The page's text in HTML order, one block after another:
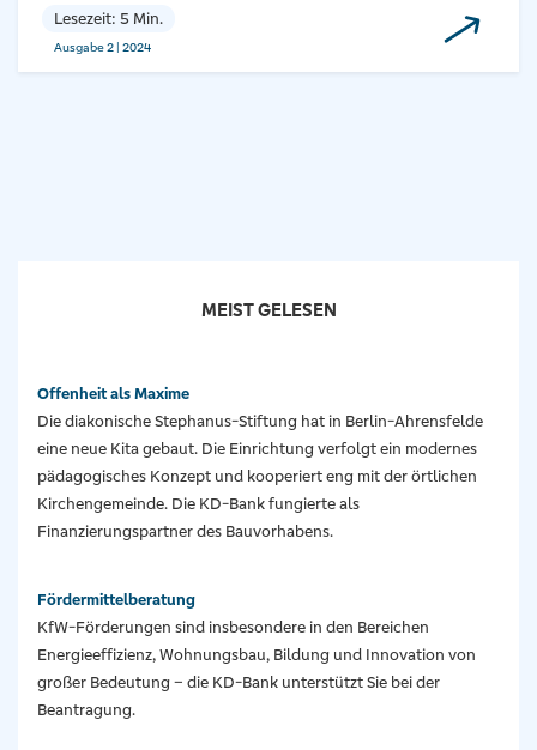
Lesezeit: 5 Min.
Ausgabe 2 | 2024
MEIST GELESEN
Offenheit als Maxime
Die diakonische Stephanus-Stiftung hat in Berlin-Ahrensfelde
eine neue Kita gebaut. Die Einrichtung verfolgt ein modernes
pädagogisches Konzept und kooperiert eng mit der örtlichen
Kirchengemeinde. Die KD-Bank fungierte als
Finanzierungspartner des Bauvorhabens.
Fördermittel­beratung
KfW-Förderungen sind insbesondere in den Bereichen
Energieeffizienz, Wohnungsbau, Bildung und Innovation von
großer Bedeutung – die KD-Bank unterstützt Sie bei der
Beantragung.